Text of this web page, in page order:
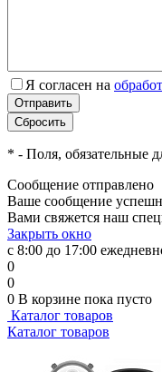
Я согласен на
* - Поля, обязательные
Сообщение отправлено
Ваше сообщение
Вами свяжется наш
Закрыть окно
с 8:00 до 17:00
0
0
0 В корзине пока пусто
Каталог товаров
Каталог товаров